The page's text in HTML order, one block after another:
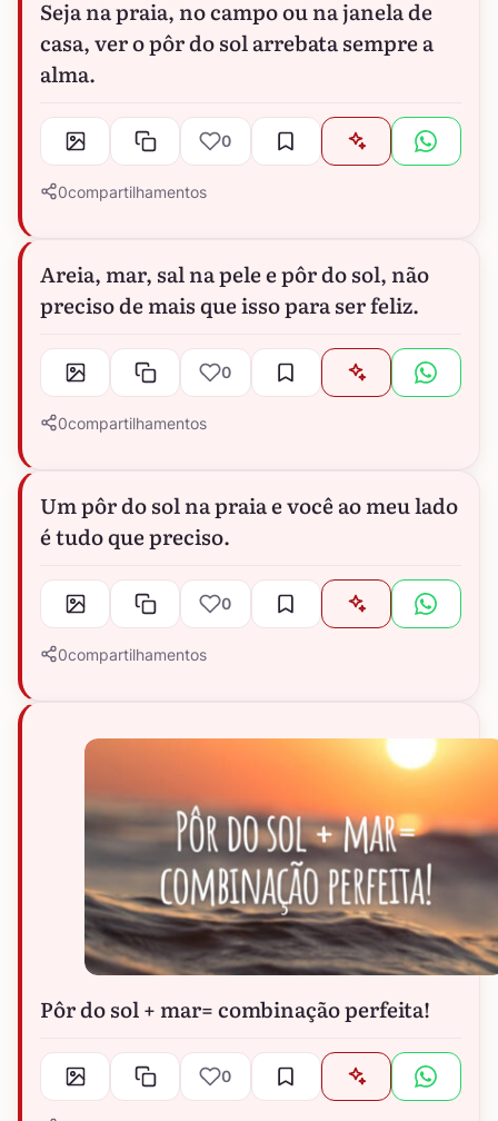
Seja na praia, no campo ou na janela de
casa, ver o pôr do sol arrebata sempre a
alma.
0
0compartilhamentos
Areia, mar, sal na pele e pôr do sol, não
preciso de mais que isso para ser feliz.
0
0compartilhamentos
Um pôr do sol na praia e você ao meu lado
é tudo que preciso.
0
0compartilhamentos
Pôr do sol + mar= combinação perfeita!
0